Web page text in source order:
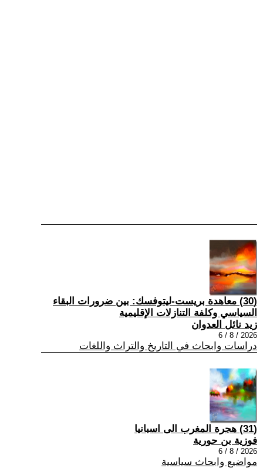
(30) معاهدة بريست-ليتوفسك: بين ضرورات البقاء
السياسي وكلفة التنازلات الإقليمية
زيد نائل العدوان
2026 / 8 / 6
دراسات وابحاث في التاريخ والتراث واللغات
(31) هجرة المغرب الى اسبانيا
فوزية بن حورية
2026 / 8 / 6
مواضيع وابحاث سياسية